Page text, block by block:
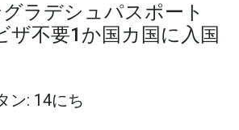
ラデシュパスポート
ザ不要1か国カ国に入国
: 14にち